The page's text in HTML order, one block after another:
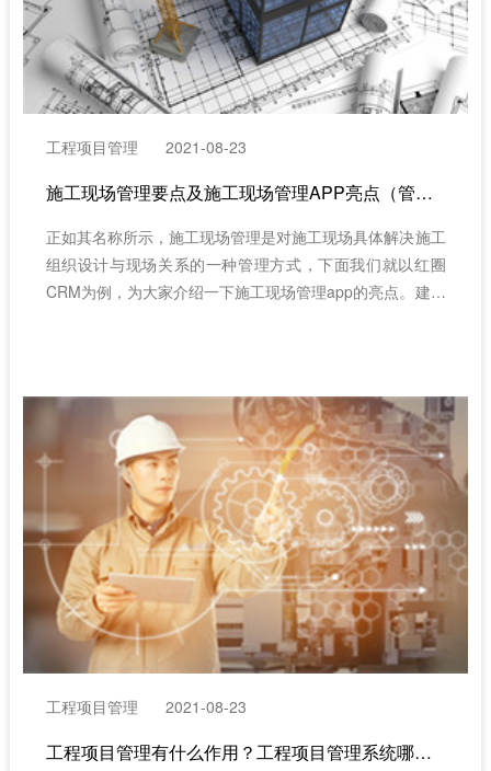
工程项目管理 2021-08-23
施工现场管理要点及施工现场管理APP亮点（管理与技术结合和才能做得更好）
正如其名称所示，施工现场管理是对施工现场具体解决施工
组织设计与现场关系的一种管理方式，下面我们就以红圈
CRM为例，为大家介绍一下施工现场管理app的亮点。建筑
工程项目管理 2021-08-23
工程项目管理有什么作用？工程项目管理系统哪家好？